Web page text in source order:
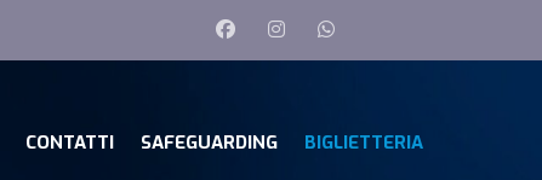
CONTATTI SAFEGUARDING BIGLIETTERIA